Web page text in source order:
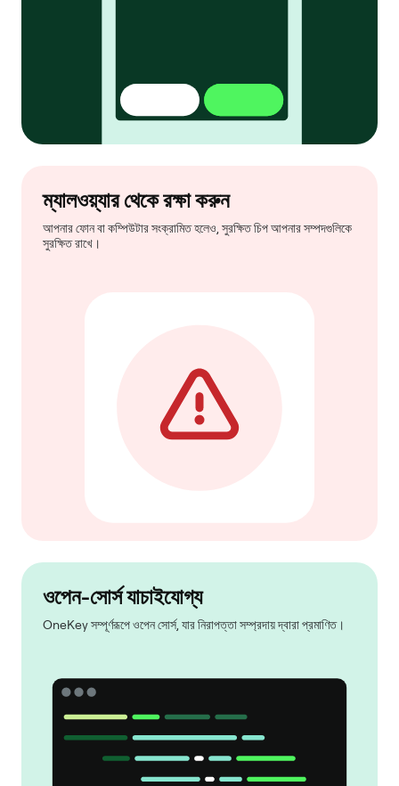
ম্যালওয়্যার থেকে রক্ষা করুন
আপনার ফোন বা কম্পিউটার সংক্রামিত হলেও, সুরক্ষিত চিপ আপনার সম্পদগুলিকে
সুরক্ষিত রাখে।
ওপেন-সোর্স যাচাইযোগ্য
OneKey সম্পূর্ণরূপে ওপেন সোর্স, যার নিরাপত্তা সম্প্রদায় দ্বারা প্রমাণিত।